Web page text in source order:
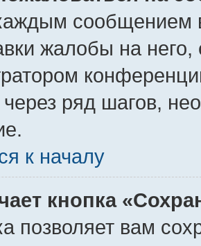
сообщением
жалобы на
через ряд шагов,
к началу
кнопка
позволяет вам